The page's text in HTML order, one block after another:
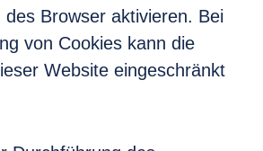
des Browser aktivieren. Bei
von Cookies kann die
Website eingeschränkt